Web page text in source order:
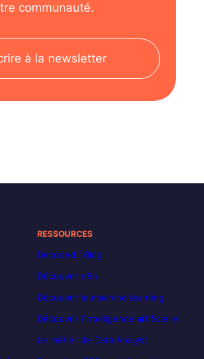
communauté.
à la newsletter
RESSOURCES
Decoded | Blog
Découvrir n8n
Découvrir le machine learning
Découvrir l’intelligence artificielle
Le métier de Data Analyst